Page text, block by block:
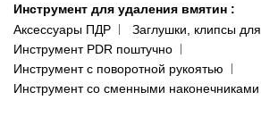
Инструмент для удаления вмятин :
Аксессуары ПДР
Заглушки, клипсы
Инструмент PDR поштучно
Инструмент с поворотной рукоятью
Инструмент со сменными наконечниками